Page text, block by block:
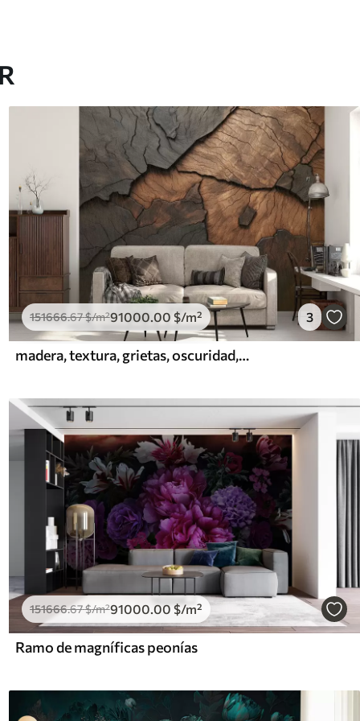
151666.67$/m²91000.00 $/m² 3
madera, textura, grietas, oscuridad, corteza, superficie
151666.67$/m²91000 .00$/m²
Ramo de magníficas peonías